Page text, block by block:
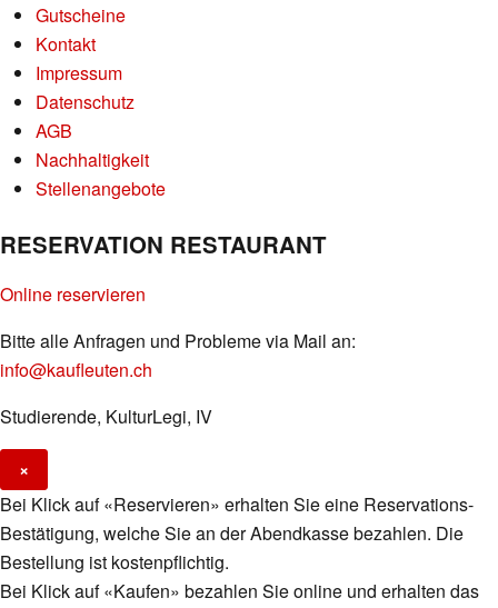
Gutscheine
Kontakt
Impressum
Datenschutz
AGB
Nachhaltigkeit
Stellenangebote
RESERVATION RESTAURANT
Online reservieren
Bitte alle Anfragen und Probleme via Mail an:
info@kaufleuten.ch
Studierende, KulturLegi, IV
×
Bei Klick auf «Reservieren» erhalten Sie eine Reservations-
Bestätigung, welche Sie an der Abendkasse bezahlen. Die
Bestellung ist kostenpflichtig.
Bei Klick auf «Kaufen» bezahlen Sie online und erhalten das